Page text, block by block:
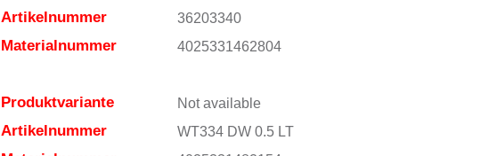
Artikelnummer 36203340
Materialnummer 4025331462804
Produktvariante Not available
Artikelnummer WT334 DW 0.5 LT